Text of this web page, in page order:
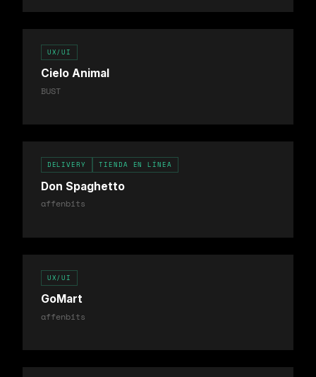
UX/UI
Cielo Animal
BUST
DELIVERY TIENDA EN LÍNEA
Don Spaghetto
affenbits
UX/UI
GoMart
affenbits